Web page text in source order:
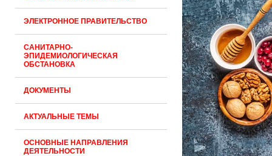
ЭЛЕКТРОННОЕ ПРАВИТЕЛЬСТВО
САНИТАРНО-
ЭПИДЕМИОЛОГИЧЕСКАЯ
ОБСТАНОВКА
ДОКУМЕНТЫ
АКТУАЛЬНЫЕ ТЕМЫ
ОСНОВНЫЕ НАПРАВЛЕНИЯ
ДЕЯТЕЛЬНОСТИ